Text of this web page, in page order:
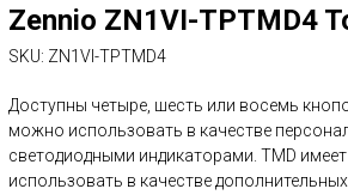
Zennio ZN1VI-TPTMD4
SKU: ZN1VI-TPTMD4
Доступны четыре, шесть или восемь
можно использовать в качестве
светодиодными индикаторами. TMD
использовать в качестве